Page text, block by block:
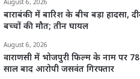
August 6, 2026
बाराबंकी में बारिश के बीच बड़ा हादसा,
बच्चों की मौत; तीन घायल
August 6, 2026
वाराणसी में भोजपुरी फिल्म के नाम पर
साल बाद आरोपी जसवंत गिरफ्तार